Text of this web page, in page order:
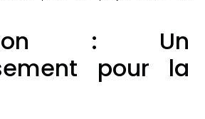
: Un
pour la